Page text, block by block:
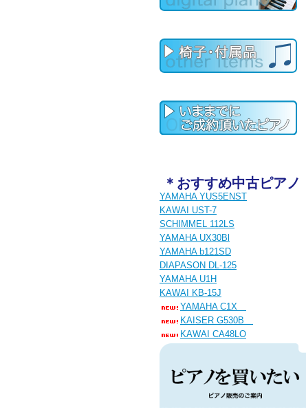
＊おすすめ中古ピアノ
YAMAHA YUS5ENST
KAWAI UST-7
SCHIMMEL 112LS
YAMAHA UX30Bl
YAMAHA b121SD
DIAPASON DL-125
YAMAHA U1H
KAWAI KB-15J
YAMAHA C1X
KAISER G530B
KAWAI CA48LO